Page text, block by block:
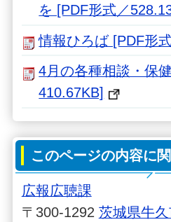
を [PDF形式／
情報ひろば [PDF形
4月の各種相談・保
410.67KB]
このページの内容に
広報広聴課
〒300-1292 茨城県牛